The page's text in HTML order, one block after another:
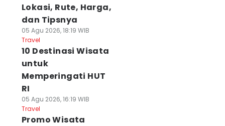
Lokasi, Rute, Harga,
dan Tipsnya
05 Agu 2026, 18:19 WIB
Travel
10 Destinasi Wisata
untuk
Memperingati HUT
RI
05 Agu 2026, 16:19 WIB
Travel
Promo Wisata